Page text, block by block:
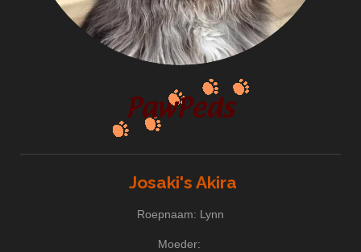
Josaki's Akira
Roepnaam: Lynn
Moeder: